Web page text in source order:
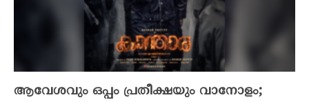
ആവേശവും ഒപ്പം പ്രതീക്ഷയും വാനോളം;